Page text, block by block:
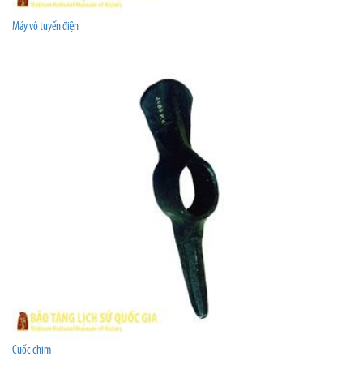
Máy vô tuyến điện
Cuốc chim